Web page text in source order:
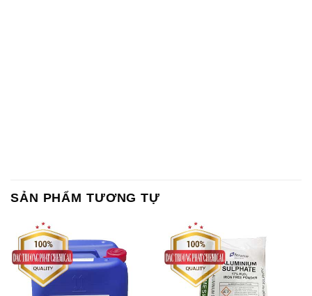
SẢN PHẨM TƯƠNG TỰ